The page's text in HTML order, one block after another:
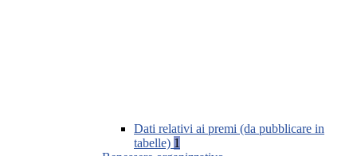
Dati relativi ai premi (da pubblicare in
tabelle) 1